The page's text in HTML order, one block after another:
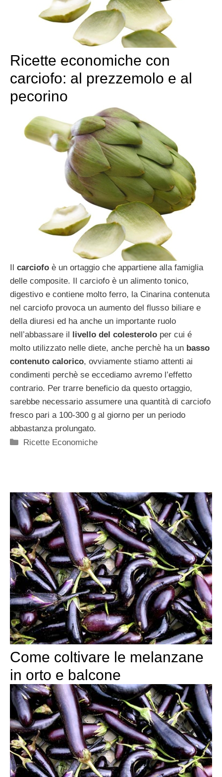
Ricette economiche con
carciofo: al prezzemolo e al
pecorino
Il carciofo è un ortaggio che appartiene alla famiglia
delle composite. Il carciofo è un alimento tonico,
digestivo e contiene molto ferro, la Cinarina contenuta
nel carciofo provoca un aumento del flusso biliare e
della diuresi ed ha anche un importante ruolo
nell’abbassare il livello del colesterolo per cui é
molto utilizzato nelle diete, anche perchè ha un basso
contenuto calorico, ovviamente stiamo attenti ai
condimenti perchè se eccediamo avremo l’effetto
contrario. Per trarre beneficio da questo ortaggio,
sarebbe necessario assumere una quantità di carciofo
fresco pari a 100-300 g al giorno per un periodo
abbastanza prolungato.
Categorie
Ricette Economiche
Come coltivare le melanzane
in orto e balcone